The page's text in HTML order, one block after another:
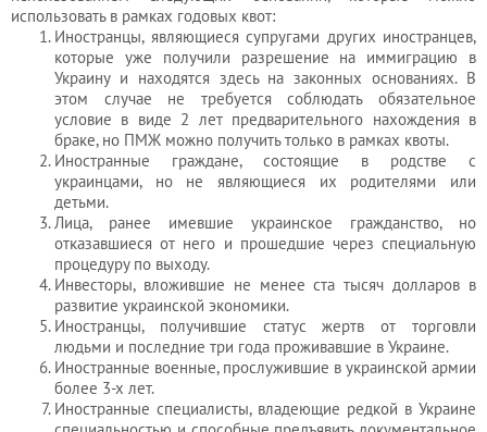
использовать в рамках годовых квот:
Иностранцы, являющиеся супругами других иностранцев,
которые уже получили разрешение на иммиграцию в
Украину и находятся здесь на законных основаниях. В
этом случае не требуется соблюдать обязательное
условие в виде 2 лет предварительного нахождения в
браке, но ПМЖ можно получить только в рамках квоты.
Иностранные граждане, состоящие в родстве с
украинцами, но не являющиеся их родителями или
детьми.
Лица, ранее имевшие украинское гражданство, но
отказавшиеся от него и прошедшие через специальную
процедуру по выходу.
Инвесторы, вложившие не менее ста тысяч долларов в
развитие украинской экономики.
Иностранцы, получившие статус жертв от торговли
людьми и последние три года проживавшие в Украине.
Иностранные военные, прослужившие в украинской армии
более 3-х лет.
Иностранные специалисты, владеющие редкой в Украине